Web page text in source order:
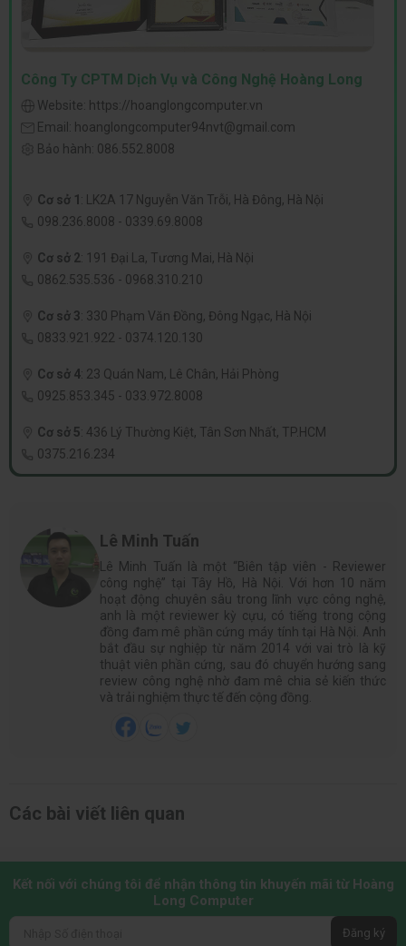
Công Ty CPTM Dịch Vụ và Công Nghệ Hoàng Long
Website: https://hoanglongcomputer.vn
Email: hoanglongcomputer94nvt@gmail.com
Bảo hành: 086.552.8008
Cơ sở 1 : LK2A 17 Nguyễn Văn Trỗi, Hà Đông, Hà Nội
098.236.8008 - 0339.69.8008
Cơ sở 2: 191 Đại La, Tương Mai, Hà Nội
0862.535.536 - 0968.310.210
Cơ sở 3: 330 Phạm Văn Đồng, Đông Ngạc, Hà Nội
0833.921.922 - 0374.120.130
Cơ sở 4: 23 Quán Nam, Lê Chân, Hải Phòng
0925.853.345 - 033.972.8008
Cơ sở 5: 436 Lý Thường Kiệt, Tân Sơn Nhất, TP.HCM
0375.216.234
Lê Minh Tuấn
Lê Minh Tuấn là một “Biên tập viên - Reviewer
công nghệ” tại Tây Hồ, Hà Nội. Với hơn 10 năm
hoạt động chuyên sâu trong lĩnh vực công nghệ,
anh là một reviewer kỳ cựu, có tiếng trong cộng
đồng đam mê phần cứng máy tính tại Hà Nội. Anh
bắt đầu sự nghiệp từ năm 2014 với vai trò là kỹ
thuật viên phần cứng, sau đó chuyển hướng sang
review công nghệ nhờ đam mê chia sẻ kiến thức
và trải nghiệm thực tế đến cộng đồng.
Các bài viết liên quan
Kết nối với chúng tôi để nhận thông tin khuyến mãi từ Hoàng
Long Computer
Đăng ký